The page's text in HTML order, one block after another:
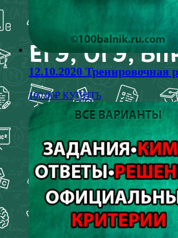
12.10.2020 Тренировочная
100.00₽ КУПИТЬ